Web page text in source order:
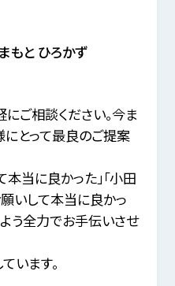
もと ひろかず
ご相談ください。今ま
にとって最良のご提案
当に良かった」「小田
いして本当に良かっ
う全力でお手伝いさせ
います。